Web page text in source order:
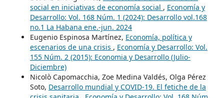
social en iniciativas de economía social , Economía y
Desarrollo: Vol. 168 Núm. 1 (2024): Desarrollo vol.168
no.1 La Habana ene.-jun. 2024
Eugenio Espinosa Martínez, Economía, política y
escenarios de una crisis , Economía y Desarrollo: Vol.
155 Núm. 2 (2015): Economia y Desarrollo (Julio-
Diciembre)
Nicolò Capomacchia, Zoe Medina Valdés, Olga Pérez
Soto, Desarrollo mundial y COVID-19. El fetiche de la